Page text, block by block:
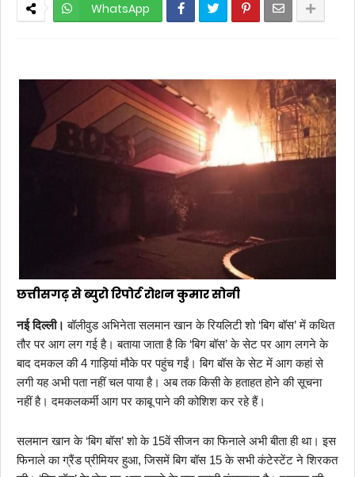
WhatsApp
छत्तीसगढ़ से ब्युरो रिपोर्ट रोशन कुमार सोनी
नई दिल्ली। बॉलीवुड अभिनेता सलमान खान के रियलिटी शो ‘बिग बॉस’ में कथित
तौर पर आग लग गई है। बताया जाता है कि ‘बिग बॉस’ के सेट पर आग लगने के
बाद दमकल की 4 गाड़ियां मौके पर पहुंच गईं। बिग बॉस के सेट में आग कहां से
लगी यह अभी पता नहीं चल पाया है। अब तक किसी के हताहत होने की सूचना
नहीं है। दमकलकर्मी आग पर काबू पाने की कोशिश कर रहे हैं।
सलमान खान के ‘बिग बॉस’ शो के 15वें सीजन का फिनाले अभी बीता ही था। इस
फिनाले का ग्रैंड प्रीमियर हुआ, जिसमें बिग बॉस 15 के सभी कंटेस्टेंट ने शिरकत